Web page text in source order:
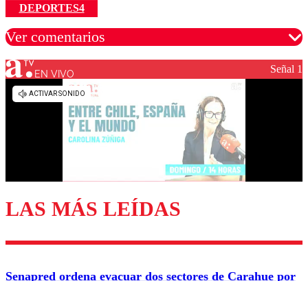
DEPORTES4
Ver comentarios
Los comentarios son moderados para garantizar un
Enviar comentario
EN VIVO Señal 1
LAS MÁS LEÍDAS
Senapred ordena evacuar dos sectores de Carahue por